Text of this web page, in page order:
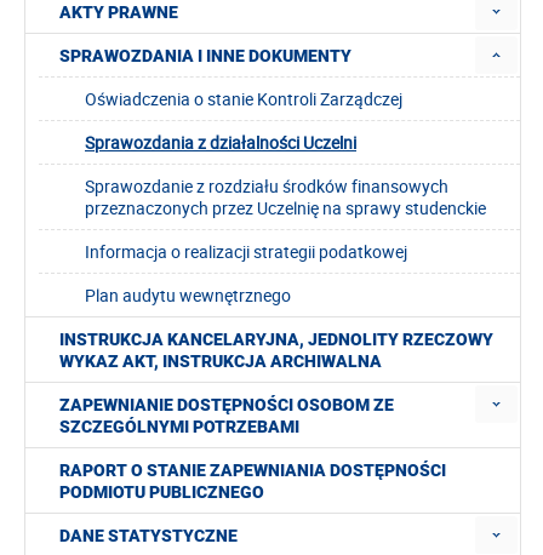
AKTY PRAWNE
SPRAWOZDANIA I INNE DOKUMENTY
Oświadczenia o stanie Kontroli Zarządczej
Sprawozdania z działalności Uczelni
Sprawozdanie z rozdziału środków finansowych
przeznaczonych przez Uczelnię na sprawy studenckie
Informacja o realizacji strategii podatkowej
Plan audytu wewnętrznego
INSTRUKCJA KANCELARYJNA, JEDNOLITY RZECZOWY
WYKAZ AKT, INSTRUKCJA ARCHIWALNA
ZAPEWNIANIE DOSTĘPNOŚCI OSOBOM ZE
SZCZEGÓLNYMI POTRZEBAMI
RAPORT O STANIE ZAPEWNIANIA DOSTĘPNOŚCI
PODMIOTU PUBLICZNEGO
DANE STATYSTYCZNE